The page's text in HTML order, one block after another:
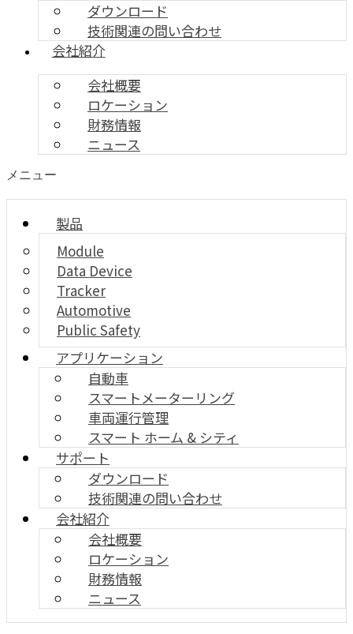
ダウンロード
技術関連の問い合わせ
会社紹介
会社概要
ロケーション
財務情報
ニュース
メニュー
製品
Module
Data Device
Tracker
Automotive
Public Safety
アプリケーション
自動車
スマートメーターリング
車両運行管理
スマート ホーム & シティ
サポート
ダウンロード
技術関連の問い合わせ
会社紹介
会社概要
ロケーション
財務情報
ニュース